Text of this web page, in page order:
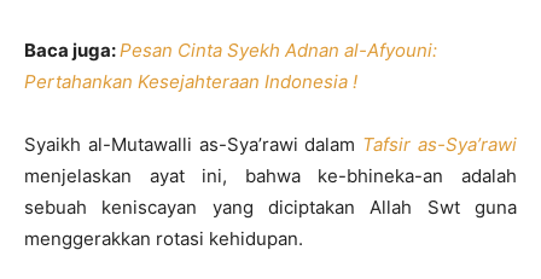
Baca juga:Pesan Cinta Syekh Adnan al-Afyouni:
Pertahankan Kesejahteraan Indonesia !
Syaikh al-Mutawalli as-Sya’rawi dalam Tafsir as-Sya’rawi
menjelaskan ayat ini, bahwa ke-bhineka-an adalah
sebuah keniscayan yang diciptakan Allah Swt guna
menggerakkan rotasi kehidupan.